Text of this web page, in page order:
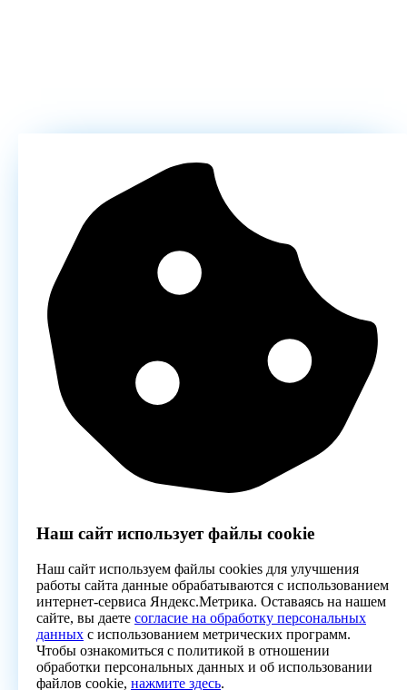
Наш сайт использует файлы cookie
Наш сайт используем файлы cookies для улучшения
работы сайта данные обрабатываются с использованием
интернет-сервиса Яндекс.Метрика. Оставаясь на нашем
сайте, вы даете согласие на обработку персональных
данных с использованием метрических программ.
Чтобы ознакомиться с политикой в отношении
обработки персональных данных и об использовании
файлов cookie, нажмите здесь.